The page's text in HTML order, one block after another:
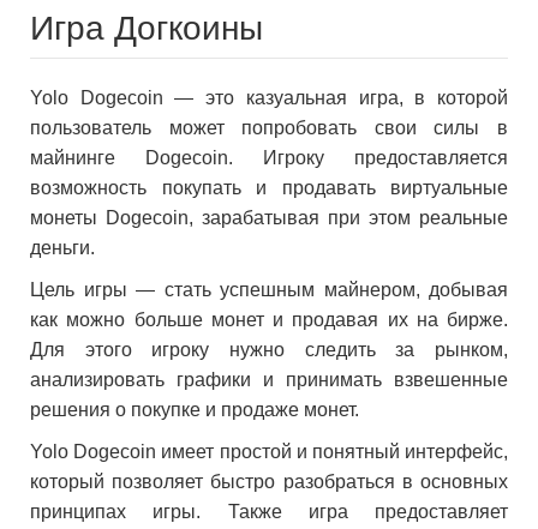
Игра Догкоины
Yolo Dogecoin — это казуальная игра, в которой
пользователь может попробовать свои силы в
майнинге Dogecoin. Игроку предоставляется
возможность покупать и продавать виртуальные
монеты Dogecoin, зарабатывая при этом реальные
деньги.
Цель игры — стать успешным майнером, добывая
как можно больше монет и продавая их на бирже.
Для этого игроку нужно следить за рынком,
анализировать графики и принимать взвешенные
решения о покупке и продаже монет.
Yolo Dogecoin имеет простой и понятный интерфейс,
который позволяет быстро разобраться в основных
принципах игры. Также игра предоставляет